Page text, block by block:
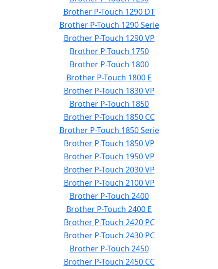
Brother P-Touch 1290 DT
Brother P-Touch 1290 Serie
Brother P-Touch 1290 VP
Brother P-Touch 1750
Brother P-Touch 1800
Brother P-Touch 1800 E
Brother P-Touch 1830 VP
Brother P-Touch 1850
Brother P-Touch 1850 CC
Brother P-Touch 1850 Serie
Brother P-Touch 1850 VP
Brother P-Touch 1950 VP
Brother P-Touch 2030 VP
Brother P-Touch 2100 VP
Brother P-Touch 2400
Brother P-Touch 2400 E
Brother P-Touch 2420 PC
Brother P-Touch 2430 PC
Brother P-Touch 2450
Brother P-Touch 2450 CC